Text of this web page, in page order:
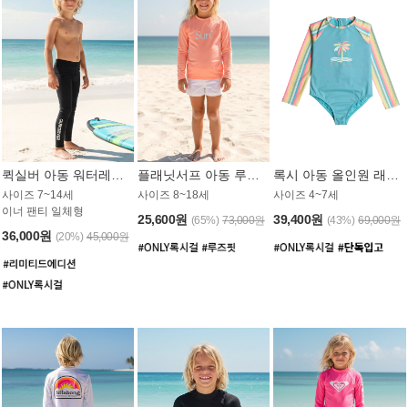
사이즈 7~14세
이너 팬티 일체형
36,000원 (20%) 45,000원
사이즈 8~18세
25,600원 (65%) 73,000원
사이즈 4~7세
39,400원 (43%) 69,000원